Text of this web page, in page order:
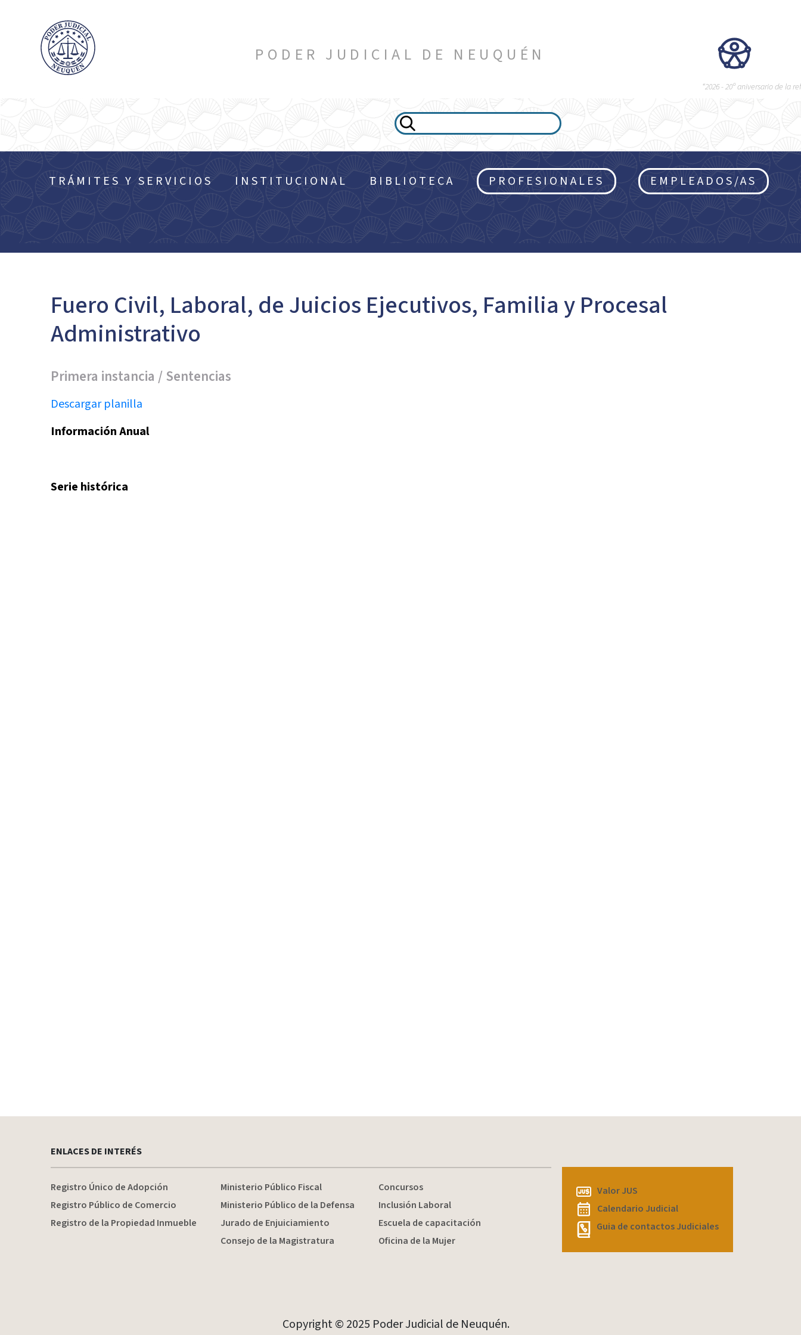
PODER JUDICIAL DE NEUQUÉN
“2026 - 20º aniversario de la
TRÁMITES Y SERVICIOS INSTITUCIONAL BIBLIOTECA PROFESIONALES EMPLEADOS/AS
Fuero Civil, Laboral, de Juicios Ejecutivos, Familia y Procesal
Administrativo
Primera instancia / Sentencias
Descargar planilla
Información Anual
Serie histórica
ENLACES DE INTERÉS
Registro Único de Adopción
Registro Público de Comercio
Registro de la Propiedad Inmueble
Ministerio Público Fiscal
Ministerio Público de la Defensa
Jurado de Enjuiciamiento
Consejo de la Magistratura
Concursos
Inclusión Laboral
Escuela de capacitación
Oficina de la Mujer
Valor JUS
Calendario Judicial
Guia de contactos Judiciales
Copyright © 2025 Poder Judicial de Neuquén.